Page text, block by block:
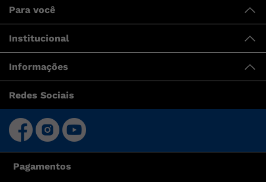
Para você
Institucional
Informações
Redes Sociais
Pagamentos